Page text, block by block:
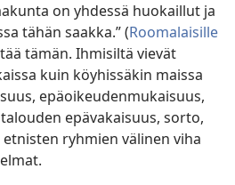
on yhdessä huokaillut ja
tähän saakka.” (Roomalaisille
tämän. Ihmisiltä vievät
kuin köyhissäkin maissa
epäoikeudenmukaisuus,
epävakaisuus, sorto,
ryhmien välinen viha